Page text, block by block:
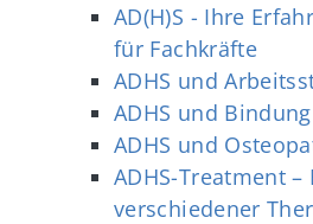
AD(H)S - Ihre
für Fachkräfte
ADHS und
ADHS und Bindung
ADHS und
ADHS-Treatment –
verschiedener